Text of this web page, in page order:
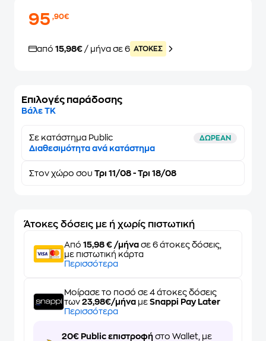
95,90€
από 15,98€ / μήνα σε 6 ATOKEΣ
Επιλογές παράδοσης
Βάλε ΤΚ
Σε κατάστημα Public ΔΩΡΕΑΝ
Διαθεσιμότητα ανά κατάστημα
Στον χώρο σου Τρι 11/08 - Τρι 18/08
Άτοκες δόσεις με ή χωρίς πιστωτική
Από 15,98 € /μήνα σε 6 άτοκες δόσεις,
με πιστωτική κάρτα
Περισσότερα
Μοίρασε το ποσό σε 4 άτοκες δόσεις
των 23,98€/μήνα με Snappi Pay Later
Περισσότερα
20€ Public επιστροφή στο Wallet, με